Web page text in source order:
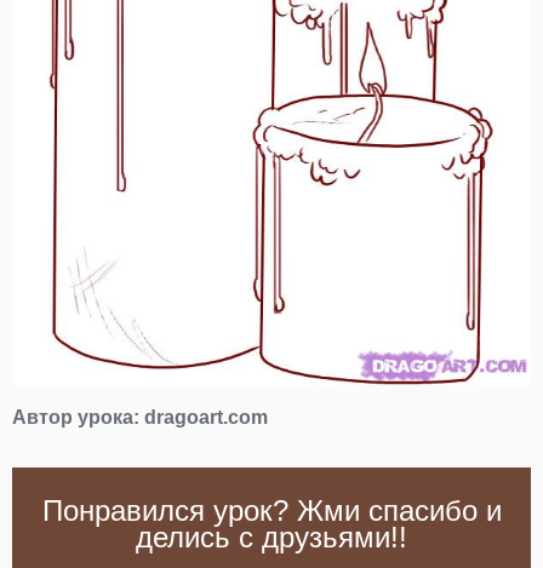
Автор урока: dragoart.com
Понравился урок? Жми спасибо и
делись с друзьями!!